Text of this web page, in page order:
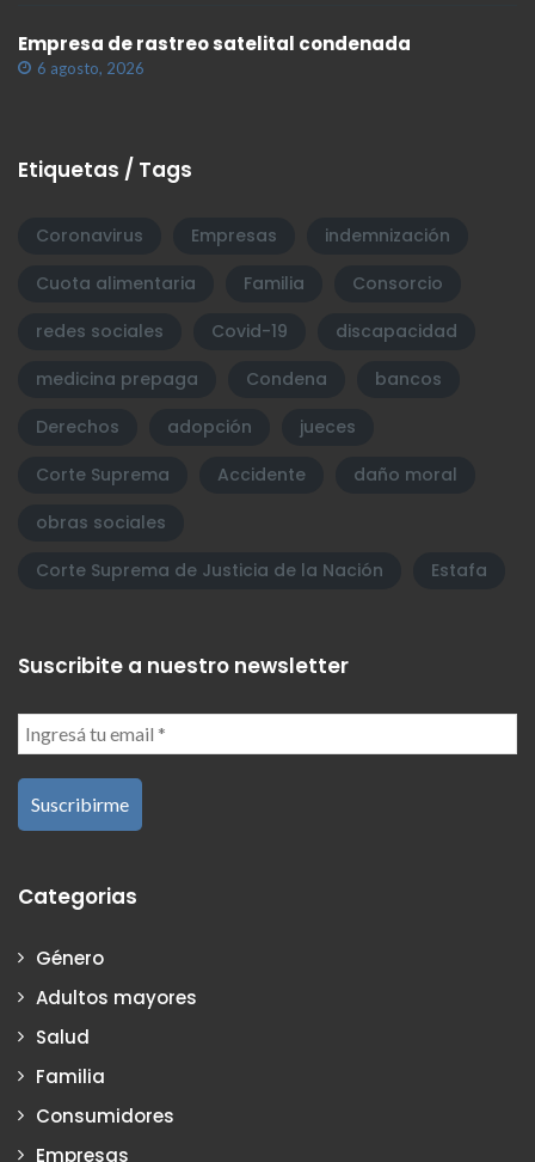
Empresa de rastreo satelital condenada
6 agosto, 2026
Etiquetas / Tags
Coronavirus Empresas
indemnización
Cuota alimentaria
Familia
Consorcio
redes sociales
Covid-19
discapacidad
medicina prepaga
Condena
bancos
Derechos
adopción
jueces
Corte Suprema
Accidente
daño moral
obras sociales
Corte Suprema de Justicia de la Nación
Estafa
Suscribite a nuestro newsletter
Categorias
Género
Adultos mayores
Salud
Familia
Consumidores
Empresas